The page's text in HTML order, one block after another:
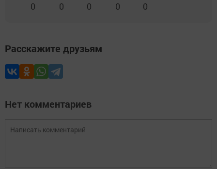
0 0 0 0 0
Расскажите друзьям
Нет комментариев